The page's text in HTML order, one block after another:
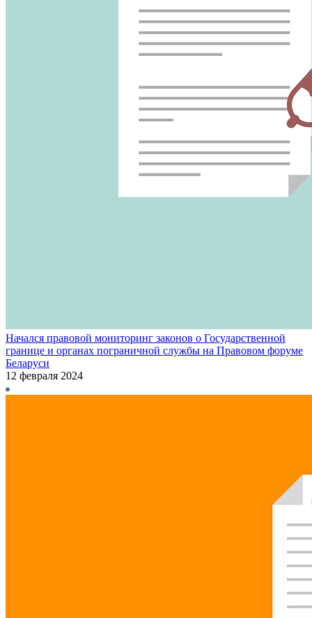
Начался правовой мониторинг законов о Государственной
границе и органах пограничной службы на Правовом форуме
Беларуси
12 февраля 2024